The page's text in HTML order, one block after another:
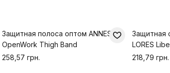
Защитная полоса оптом ANNES
OpenWork Thigh Band
258,57 грн.
Защитная
LORES
218,79 грн.